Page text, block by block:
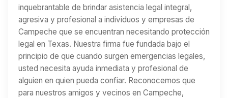
inquebrantable de brindar asistencia legal integral,
agresiva y profesional a individuos y empresas de
Campeche que se encuentran necesitando protección
legal en Texas. Nuestra firma fue fundada bajo el
principio de que cuando surgen emergencias legales,
usted necesita ayuda inmediata y profesional de
alguien en quien pueda confiar. Reconocemos que
para nuestros amigos y vecinos en Campeche,